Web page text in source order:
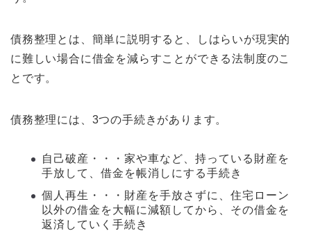
債務整理とは、簡単に説明すると、しはらいが現実的
に難しい場合に借金を減らすことができる法制度のこ
とです。
債務整理には、3つの手続きがあります。
自己破産・・・家や車など、持っている財産を
手放して、借金を帳消しにする手続き
個人再生・・・財産を手放さずに、住宅ローン
以外の借金を大幅に減額してから、その借金を
返済していく手続き